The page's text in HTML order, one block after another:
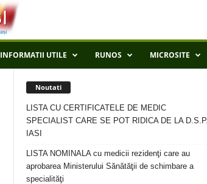
INFORMATII UTILE RUNOS MICROSITE
Noutati
LISTA CU CERTIFICATELE DE MEDIC
SPECIALIST CARE SE POT RIDICA DE LA D.S.P.
IASI
LISTA NOMINALA cu medicii rezidenţi care au
aprobarea Ministerului Sănătăţii de schimbare a
specialităţi